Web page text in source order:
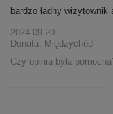
bardzo ładny
2024-09-20
Donata, Międzychód
Czy opinia była